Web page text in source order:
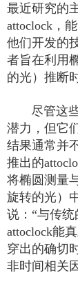
最近研究的
attoclock ，
他们开发的
者旨在利用
的光）推断
尽管这些
潜力，但它
结果通常并
推出的
将椭圆测量
旋转的光）
说： “与传统
attoclock能
穿出的确切
非时间相关